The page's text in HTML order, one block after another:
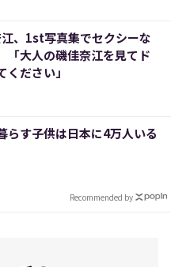
、1st写真集でセクシーな
大人の磯佳奈江を見てド
ださい」
らす子供は日本に4万人いる
Recommended by